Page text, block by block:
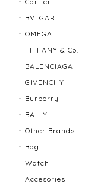
たら利用させ
もう少し大き
BVLGARI
OMEGA
TIFFANY & Co.
BALENCIAGA
GIVENCHY
Burberry
BALLY
Other Brands
Bag
Watch
Accesories